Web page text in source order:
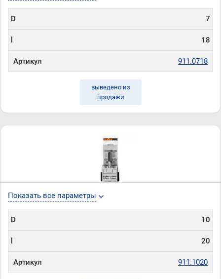
D 7
18
Артикул 911.0718
выведено из
продажи
Показать все параметры
D 10
20
Артикул 911.1020